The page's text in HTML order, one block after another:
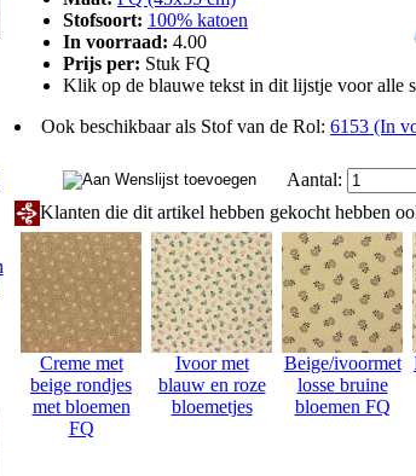
Stofsoort: 100% katoen
In voorraad: 4.00
Prijs per: Stuk FQ
Klik op de blauwe tekst in dit lijstje voor alle
Ook beschikbaar als Stof van de Rol: 6153 (In
Aantal:
Klanten die dit artikel hebben gekocht hebben
Creme met
beige rondjes
met bloemen
FQ
Ivoor met
blauw en roze
bloemetjes
Beige/ivoormet
losse bruine
bloemen FQ